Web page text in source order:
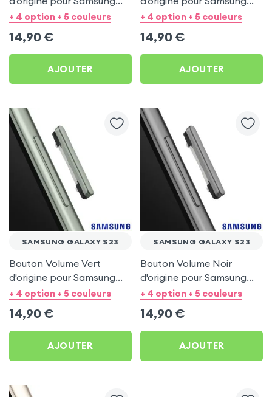
Galaxy S23
+ 4 option + 5 couleurs
14,90 €
AJOUTER
Galaxy S23
+ 4 option + 5 couleurs
14,90 €
AJOUTER
SAMSUNG GALAXY S23
Bouton Volume Vert
d'origine pour Samsung
Galaxy S23
+ 4 option + 5 couleurs
14,90 €
AJOUTER
SAMSUNG GALAXY S23
Bouton Volume Noir
d'origine pour Samsung
Galaxy S23
+ 4 option + 5 couleurs
14,90 €
AJOUTER